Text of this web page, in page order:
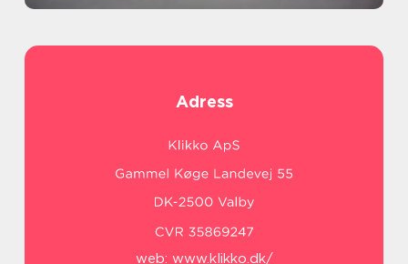
Adress
web: www.klikko.dk/